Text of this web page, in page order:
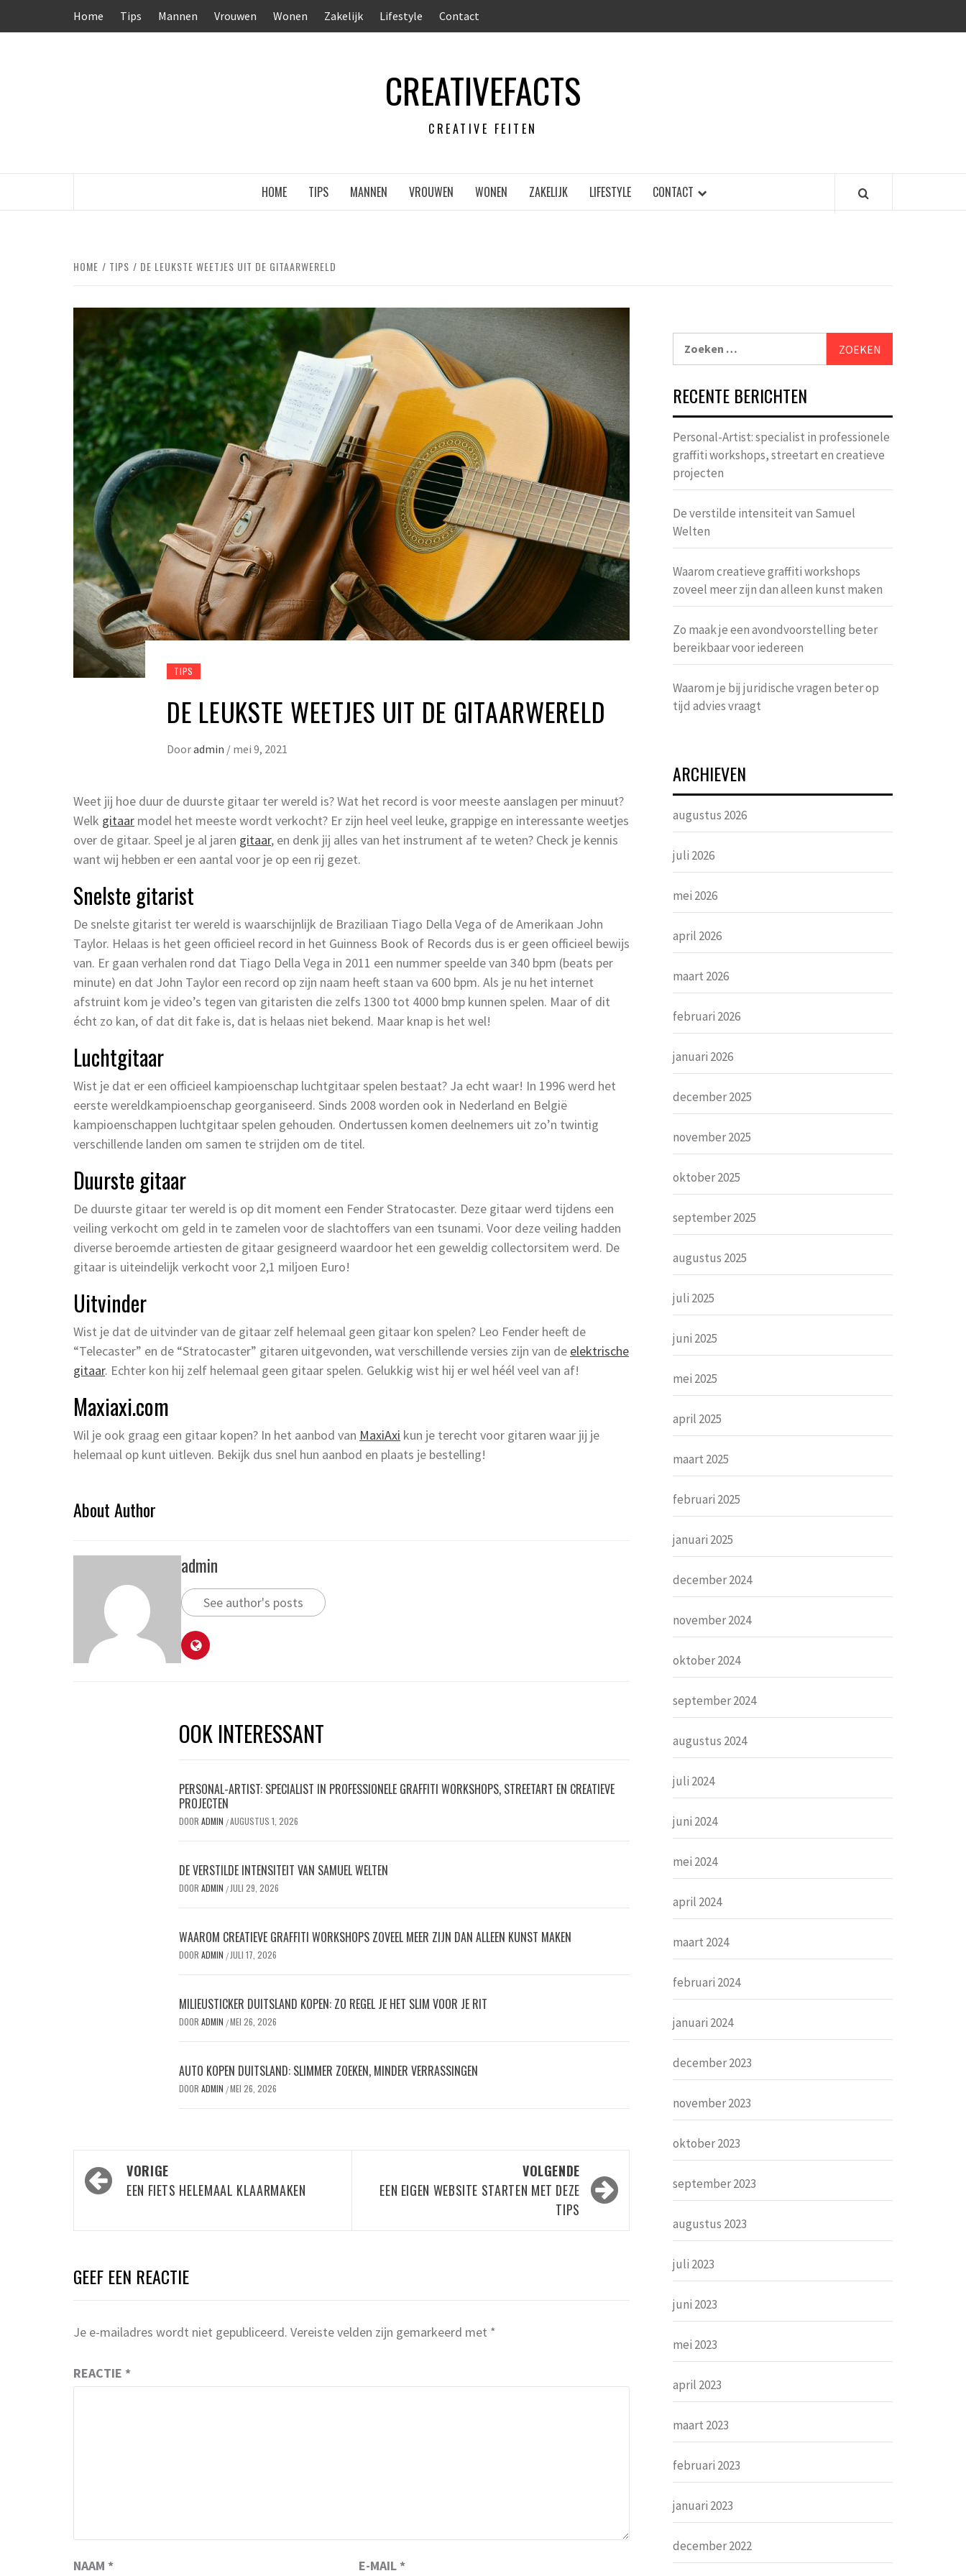
Home Tips Mannen Vrouwen Wonen Zakelijk Lifestyle Contact
CREATIVEFACTS
CREATIVE FEITEN
HOME TIPS MANNEN VROUWEN WONEN ZAKELIJK LIFESTYLE CONTACT
HOME TIPS DE LEUKSTE WEETJES UIT DE GITAARWERELD
TIPS
DE LEUKSTE WEETJES UIT DE GITAARWERELD
Dooradmin / mei 9, 2021
Weet jij hoe duur de duurste gitaar ter wereld is? Wat het record is voor meeste aanslagen per minuut?
Welk gitaar model het meeste wordt verkocht? Er zijn heel veel leuke, grappige en interessante weetjes
over de gitaar. Speel je al jaren gitaar, en denk jij alles van het instrument af te weten? Check je kennis
want wij hebben er een aantal voor je op een rij gezet.
Snelste gitarist
De snelste gitarist ter wereld is waarschijnlijk de Braziliaan Tiago Della Vega of de Amerikaan John
Taylor. Helaas is het geen officieel record in het Guinness Book of Records dus is er geen officieel bewijs
van. Er gaan verhalen rond dat Tiago Della Vega in 2011 een nummer speelde van 340 bpm (beats per
minute) en dat John Taylor een record op zijn naam heeft staan va 600 bpm. Als je nu het internet
afstruint kom je video’s tegen van gitaristen die zelfs 1300 tot 4000 bmp kunnen spelen. Maar of dit
écht zo kan, of dat dit fake is, dat is helaas niet bekend. Maar knap is het wel!
Luchtgitaar
Wist je dat er een officieel kampioenschap luchtgitaar spelen bestaat? Ja echt waar! In 1996 werd het
eerste wereldkampioenschap georganiseerd. Sinds 2008 worden ook in Nederland en België
kampioenschappen luchtgitaar spelen gehouden. Ondertussen komen deelnemers uit zo’n twintig
verschillende landen om samen te strijden om de titel.
Duurste gitaar
De duurste gitaar ter wereld is op dit moment een Fender Stratocaster. Deze gitaar werd tijdens een
veiling verkocht om geld in te zamelen voor de slachtoffers van een tsunami. Voor deze veiling hadden
diverse beroemde artiesten de gitaar gesigneerd waardoor het een geweldig collectorsitem werd. De
gitaar is uiteindelijk verkocht voor 2,1 miljoen Euro!
Uitvinder
Wist je dat de uitvinder van de gitaar zelf helemaal geen gitaar kon spelen? Leo Fender heeft de
“Telecaster” en de “Stratocaster” gitaren uitgevonden, wat verschillende versies zijn van de elektrische
gitaar. Echter kon hij zelf helemaal geen gitaar spelen. Gelukkig wist hij er wel héél veel van af!
Maxiaxi.com
Wil je ook graag een gitaar kopen? In het aanbod van MaxiAxi kun je terecht voor gitaren waar jij je
helemaal op kunt uitleven. Bekijk dus snel hun aanbod en plaats je bestelling!
About Author
admin
See author's posts
OOK INTERESSANT
PERSONAL-ARTIST: SPECIALIST IN PROFESSIONELE GRAFFITI WORKSHOPS, STREETART EN CREATIEVE
PROJECTEN
DOOR ADMIN /AUGUSTUS 1, 2026
DE VERSTILDE INTENSITEIT VAN SAMUEL WELTEN
DOOR ADMIN /JULI 29, 2026
WAAROM CREATIEVE GRAFFITI WORKSHOPS ZOVEEL MEER ZIJN DAN ALLEEN KUNST MAKEN
DOOR ADMIN /JULI 17, 2026
MILIEUSTICKER DUITSLAND KOPEN: ZO REGEL JE HET SLIM VOOR JE RIT
DOOR ADMIN /MEI 26, 2026
AUTO KOPEN DUITSLAND: SLIMMER ZOEKEN, MINDER VERRASSINGEN
DOOR ADMIN /MEI 26, 2026
Bericht
navigatie
VORIGE
EEN FIETS HELEMAAL KLAARMAKEN
VOLGENDE
EEN EIGEN WEBSITE STARTEN MET DEZE
TIPS
GEEF EEN REACTIE
Je e-mailadres wordt niet gepubliceerd. Vereiste velden zijn gemarkeerd met *
REACTIE *
NAAM * E-MAIL *
RECENTE BERICHTEN
Personal-Artist: specialist in professionele
graffiti workshops, streetart en creatieve
projecten
De verstilde intensiteit van Samuel
Welten
Waarom creatieve graffiti workshops
zoveel meer zijn dan alleen kunst maken
Zo maak je een avondvoorstelling beter
bereikbaar voor iedereen
Waarom je bij juridische vragen beter op
tijd advies vraagt
ARCHIEVEN
augustus 2026
juli 2026
mei 2026
april 2026
maart 2026
februari 2026
januari 2026
december 2025
november 2025
oktober 2025
september 2025
augustus 2025
juli 2025
juni 2025
mei 2025
april 2025
maart 2025
februari 2025
januari 2025
december 2024
november 2024
oktober 2024
september 2024
augustus 2024
juli 2024
juni 2024
mei 2024
april 2024
maart 2024
februari 2024
januari 2024
december 2023
november 2023
oktober 2023
september 2023
augustus 2023
juli 2023
juni 2023
mei 2023
april 2023
maart 2023
februari 2023
januari 2023
december 2022